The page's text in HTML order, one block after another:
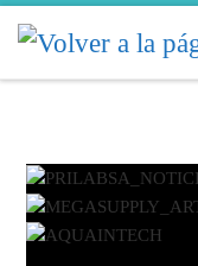
Skip to content